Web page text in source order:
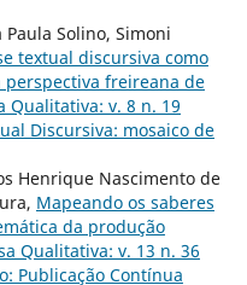
Paula Solino, Simoni
textual discursiva como
freireana de
Qualitativa: v. 8 n. 19
Discursiva: mosaico de
Henrique Nascimento de
Mapeando os saberes
da produção
Qualitativa: v. 13 n. 36
Publicação Contínua